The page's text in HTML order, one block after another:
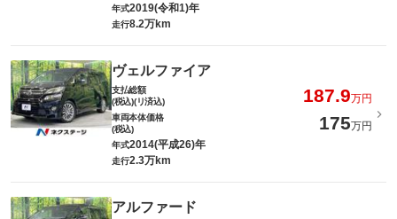
年式2019(令和1)年
走行8.2万km
ヴェルファイア
支払総額
(税込)(リ済込)
187.9万円
車両本体価格
(税込)
175万円
年式2014(平成26)年
走行2.3万km
アルファード